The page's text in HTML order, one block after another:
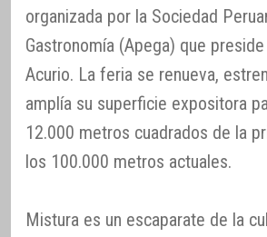
organizada por la Sociedad
Gastronomía (Apega) que
Acurio. La feria se renueva,
amplía su superficie expositora
12.000 metros cuadrados de la
los 100.000 metros actuales.
Mistura es un escaparate de la